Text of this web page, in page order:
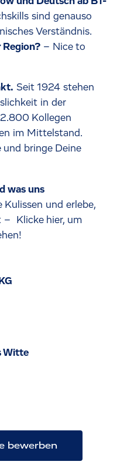
sind genauso
Verständnis.
– Nice to
Seit 1924 stehen
lichkeit in der
Kollegen
im Mittelstand.
und bringe Deine
was uns
Kulissen und erlebe,
–
Klicke hier, um
Witte
bewerben